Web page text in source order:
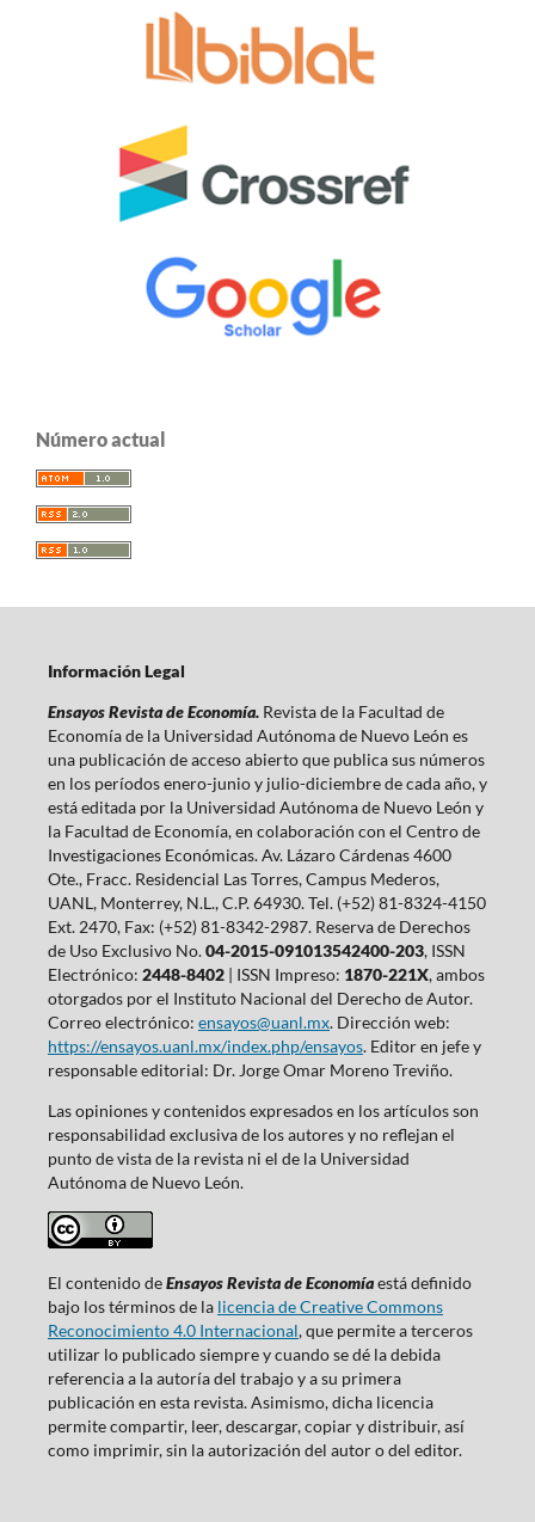
Número actual
Información Legal
Ensayos Revista de Economía. Revista de la Facultad de
Economía de la Universidad Autónoma de Nuevo León es
una publicación de acceso abierto que publica sus números
en los períodos enero-junio y julio-diciembre de cada año, y
está editada por la Universidad Autónoma de Nuevo León y
la Facultad de Economía, en colaboración con el Centro de
Investigaciones Económicas. Av. Lázaro Cárdenas 4600
Ote., Fracc. Residencial Las Torres, Campus Mederos,
UANL, Monterrey, N.L., C.P. 64930. Tel. (+52) 81-8324-4150
Ext. 2470, Fax: (+52) 81-8342-2987. Reserva de Derechos
de Uso Exclusivo No.04-2015-091013542400-203, ISSN
Electrónico: 2448-8402| ISSN Impreso: 1870-221X, ambos
otorgados por el Instituto Nacional del Derecho de Autor.
Correo electrónico: ensayos@uanl.mx. Dirección web:
https://ensayos.uanl.mx/index.php/ensayos. Editor en jefe y
responsable editorial: Dr. Jorge Omar Moreno Treviño.
Las opiniones y contenidos expresados en los artículos son
responsabilidad exclusiva de los autores y no reflejan el
punto de vista de la revista ni el de la Universidad
Autónoma de Nuevo León.
El contenido deEnsayos Revista de Economíaestá definido
bajo los términos de la licencia de Creative Commons
Reconocimiento 4.0 Internacional, que permite a terceros
utilizar lo publicado siempre y cuando se dé la debida
referencia a la autoría del trabajo y a su primera
publicación en esta revista. Asimismo, dicha licencia
permite compartir, leer, descargar, copiar y distribuir, así
como imprimir, sin la autorización del autor o del editor.